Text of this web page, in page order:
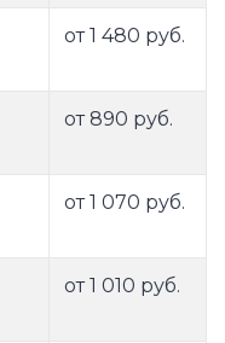
от 1 480 руб.
от 890 руб.
от 1 070 руб.
от 1 010 руб.